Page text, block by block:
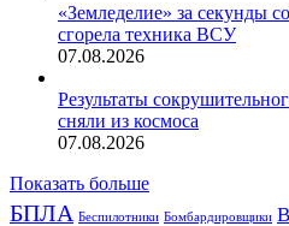
«Земледелие» за секунды
сгорела техника ВСУ
07.08.2026
Результаты
сняли из космоса
07.08.2026
Показать больше
БПЛА Беспилотники Бомбардировщики